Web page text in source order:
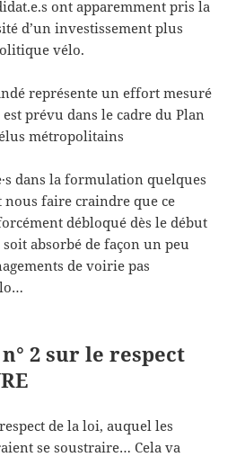
ont apparemment pris la
d’un investissement plus
vélo.
représente un effort mesuré
prévu dans le cadre du Plan
métropolitains
dans la formulation quelques
faire craindre que ce
débloqué dès le début
absorbé de façon un peu
de voirie pas
2 sur le respect
de la loi, auquel les
se soustraire… Cela va